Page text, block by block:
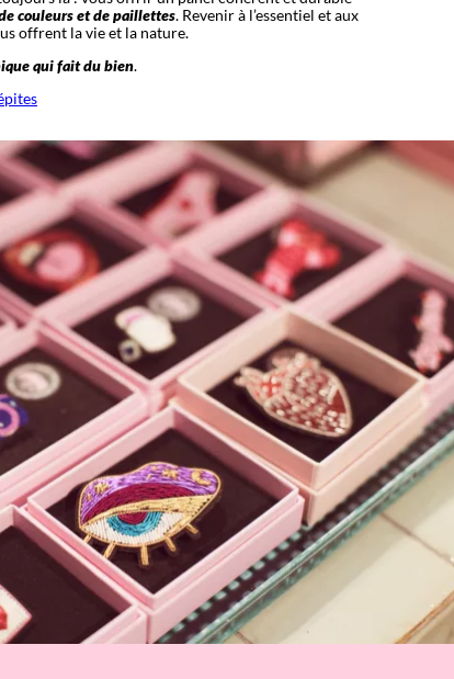
couleurs et de paillettes. Revenir à l’essentiel et aux
offrent la vie et la nature.
qui fait du bien.